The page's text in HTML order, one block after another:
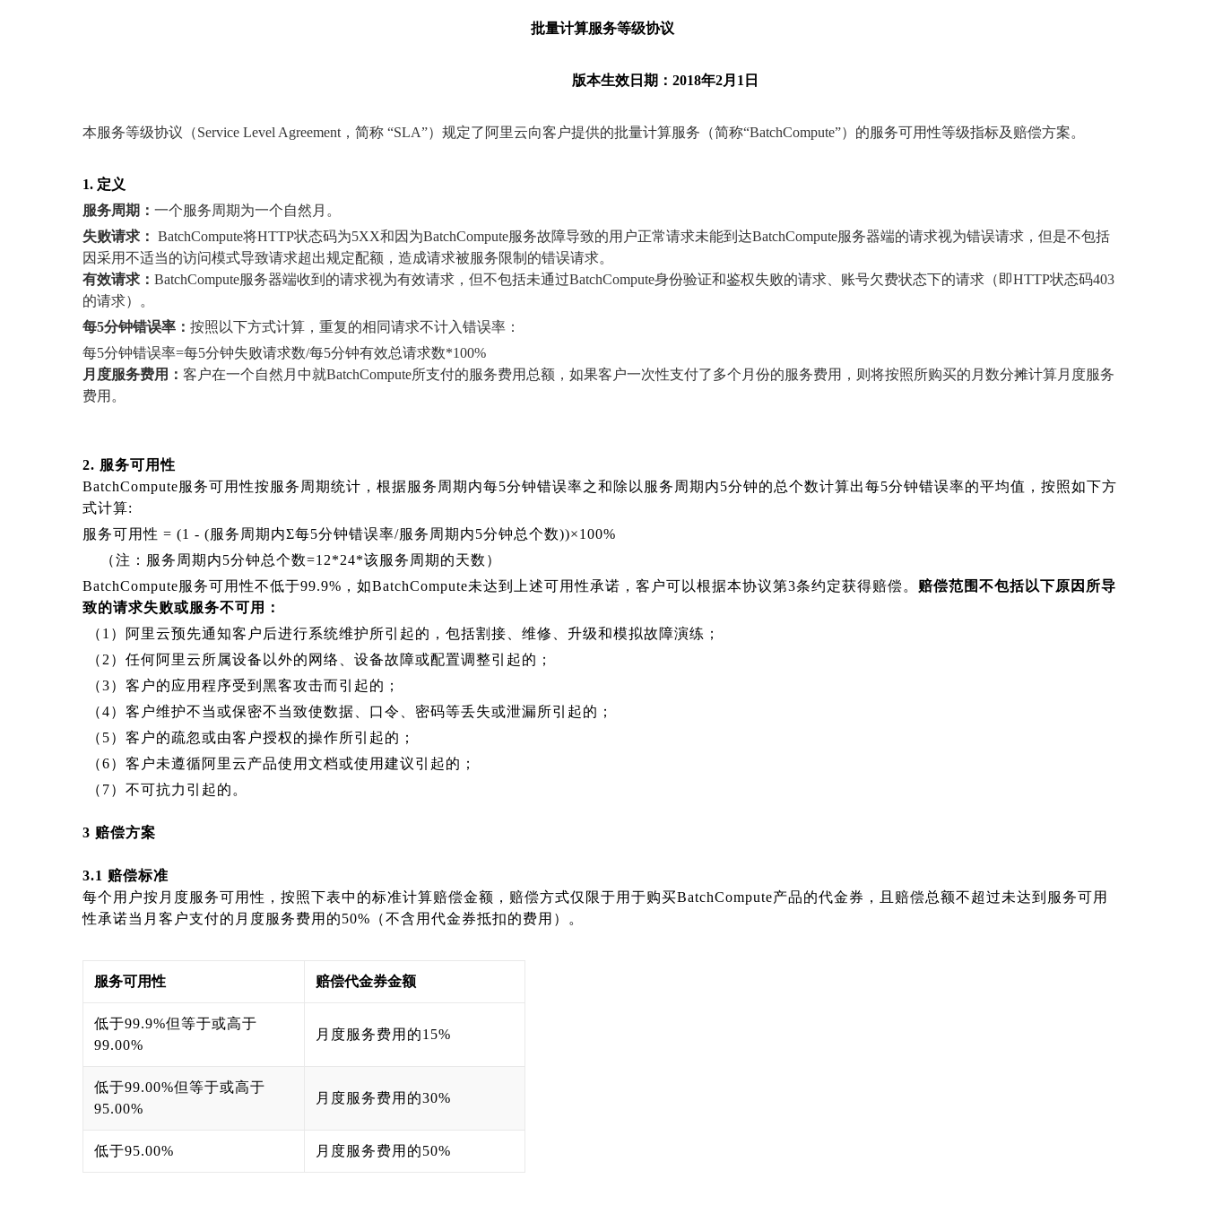
批量计算服务等级协议
版本生效日期：2018年2月1日
本服务等级协议（Service Level Agreement，简称 “SLA”）规定了阿里云向客户提供的批量计算服务（简称“BatchCompute”）的服务可用性等级指标及赔偿方案。
1. 定义
服务周期： 一个服务周期为一个自然月。
失败请求： BatchCompute将HTTP状态码为5XX和因为BatchCompute服务故障导致的用户正常请求未能到达BatchCompute服务器端的请求视为错误请求，但是不包括
因采用不适当的访问模式导致请求超出规定配额，造成请求被服务限制的错误请求。
有效请求： BatchCompute服务器端收到的请求视为有效请求，但不包括未通过BatchCompute身份验证和鉴权失败的请求、账号欠费状态下的请求（即HTTP状态码403
的请求）。
每5分钟错误率： 按照以下方式计算，重复的相同请求不计入错误率：
每5分钟错误率=每5分钟失败请求数/每5分钟有效总请求数*100%
月度服务费用： 客户在一个自然月中就BatchCompute所支付的服务费用总额，如果客户一次性支付了多个月份的服务费用，则将按照所购买的月数分摊计算月度服务
费用。
2. 服务可用性
BatchCompute服务可用性按服务周期统计，根据服务周期内每5分钟错误率之和除以服务周期内5分钟的总个数计算出每5分钟错误率的平均值，按照如下方
式计算:
服务可用性 = (1 - (服务周期内Σ每5分钟错误率/服务周期内5分钟总个数))×100%
（注：服务周期内5分钟总个数=12*24*该服务周期的天数）
BatchCompute服务可用性不低于99.9%，如BatchCompute未达到上述可用性承诺，客户可以根据本协议第3条约定获得赔偿。 赔偿范围不包括以下原因所导
致的请求失败或服务不可用：
（1）阿里云预先通知客户后进行系统维护所引起的，包括割接、维修、升级和模拟故障演练；
（2）任何阿里云所属设备以外的网络、设备故障或配置调整引起的；
（3）客户的应用程序受到黑客攻击而引起的；
（4）客户维护不当或保密不当致使数据、口令、密码等丢失或泄漏所引起的；
（5）客户的疏忽或由客户授权的操作所引起的；
（6）客户未遵循阿里云产品使用文档或使用建议引起的；
（7）不可抗力引起的。
3 赔偿方案
3.1 赔偿标准
每个用户按月度服务可用性，按照下表中的标准计算赔偿金额，赔偿方式仅限于用于购买BatchCompute产品的代金券，且赔偿总额不超过未达到服务可用
性承诺当月客户支付的月度服务费用的50%（不含用代金券抵扣的费用）。
服务可用性 赔偿代金券金额
低于99.9%但等于或高于
99.00%
月度服务费用的15%
低于99.00%但等于或高于
95.00%
月度服务费用的30%
低于95.00% 月度服务费用的50%